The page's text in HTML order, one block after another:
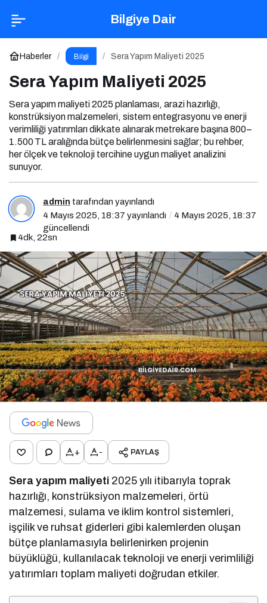
Bilgiye Dair
Haberler Bilgi Sera Yapım Maliyeti 2025
Sera Yapım Maliyeti 2025
Sera yapım maliyeti 2025 planlaması, arazi hazırlığı,
konstrüksiyon malzemeleri, sistem entegrasyonu ve enerji
verimliliği yatırımları dikkate alınarak metrekare başına 800–
1.500 TL aralığında bütçe belirlenmesini sağlar; bu rehber,
her ölçek ve teknoloji tercihine uygun maliyet analizini
sunuyor.
admin tarafından yayınlandı
4 Mayıs 2025, 18:37 yayınlandı
4 Mayıs 2025, 18:37
güncellendi
4dk, 22sn
+ - PAYLAŞ
Sera yapım maliyeti 2025 yılı itibarıyla toprak
hazırlığı, konstrüksiyon malzemeleri, örtü
malzemesi, sulama ve iklim kontrol sistemleri,
işçilik ve ruhsat giderleri gibi kalemlerden oluşan
bütçe planlamasıyla belirlenirken projenin
büyüklüğü, kullanılacak teknoloji ve enerji verimliliği
yatırımları toplam maliyeti doğrudan etkiler.
Sera Yapım Maliyeti 2025